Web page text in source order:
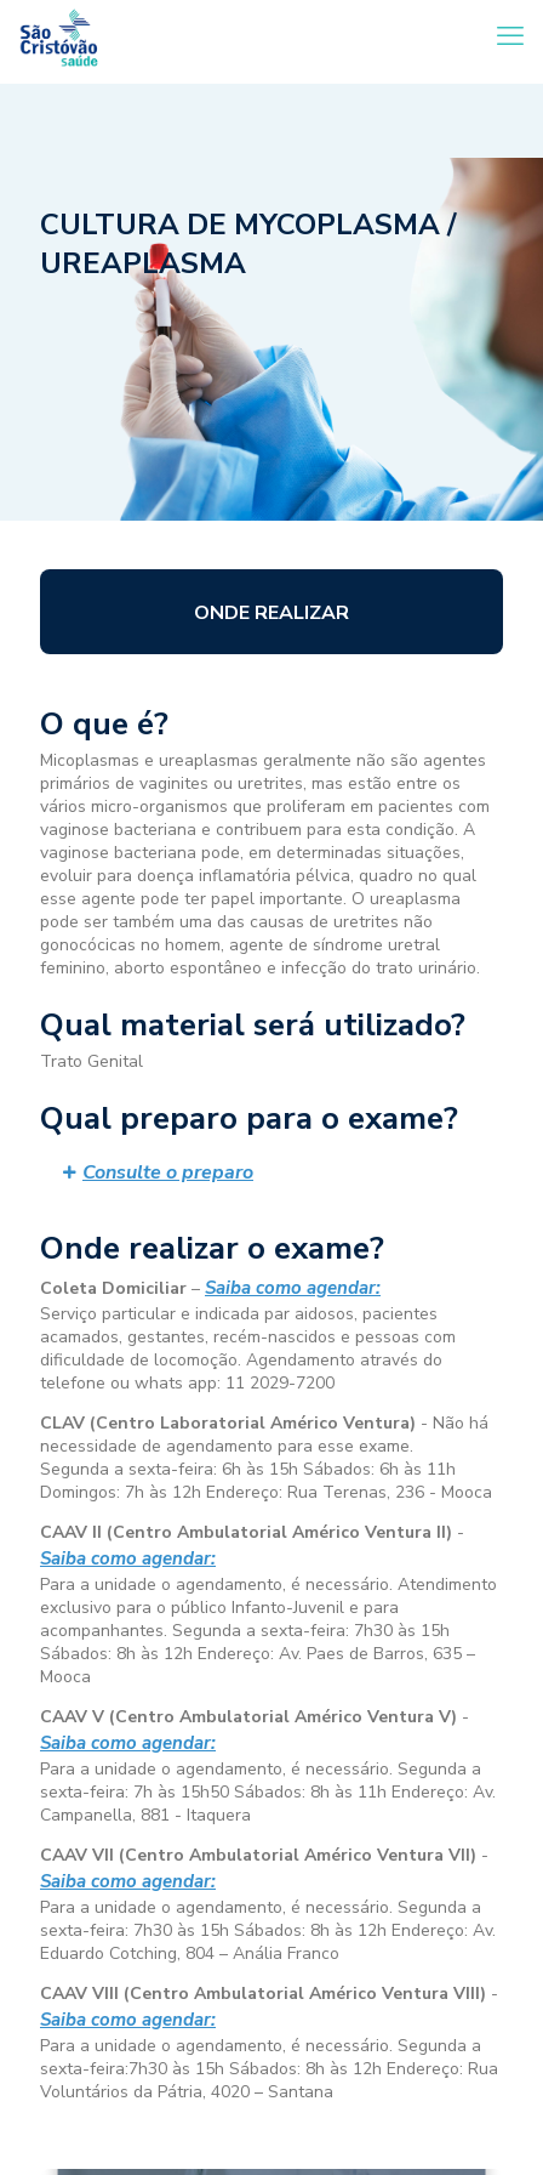
CULTURA DE MYCOPLASMA /
UREAPLASMA
ONDE REALIZAR
O que é?
Micoplasmas e ureaplasmas geralmente não são agentes
primários de vaginites ou uretrites, mas estão entre os
vários micro-organismos que proliferam em pacientes com
vaginose bacteriana e contribuem para esta condição. A
vaginose bacteriana pode, em determinadas situações,
evoluir para doença inflamatória pélvica, quadro no qual
esse agente pode ter papel importante. O ureaplasma
pode ser também uma das causas de uretrites não
gonocócicas no homem, agente de síndrome uretral
feminino, aborto espontâneo e infecção do trato urinário.
Qual material será utilizado?
Trato Genital
Qual preparo para o exame?
Consulte o preparo
Onde realizar o exame?
Coleta Domiciliar – Saiba como agendar:
Serviço particular e indicada par aidosos, pacientes
acamados, gestantes, recém-nascidos e pessoas com
dificuldade de locomoção. Agendamento através do
telefone ou whats app: 11 2029-7200
CLAV (Centro Laboratorial Américo Ventura) - Não há
necessidade de agendamento para esse exame.
Segunda a sexta-feira: 6h às 15h Sábados: 6h às 11h
Domingos: 7h às 12h Endereço: Rua Terenas, 236 - Mooca
CAAV II (Centro Ambulatorial Américo Ventura II) -
Saiba como agendar:
Para a unidade o agendamento, é necessário. Atendimento
exclusivo para o público Infanto-Juvenil e para
acompanhantes. Segunda a sexta-feira: 7h30 às 15h
Sábados: 8h às 12h Endereço: Av. Paes de Barros, 635 –
Mooca
CAAV V (Centro Ambulatorial Américo Ventura V) -
Saiba como agendar:
Para a unidade o agendamento, é necessário. Segunda a
sexta-feira: 7h às 15h50 Sábados: 8h às 11h Endereço: Av.
Campanella, 881 - Itaquera
CAAV VII (Centro Ambulatorial Américo Ventura VII) -
Saiba como agendar:
Para a unidade o agendamento, é necessário. Segunda a
sexta-feira: 7h30 às 15h Sábados: 8h às 12h Endereço: Av.
Eduardo Cotching, 804 – Anália Franco
CAAV VIII (Centro Ambulatorial Américo Ventura VIII) -
Saiba como agendar:
Para a unidade o agendamento, é necessário. Segunda a
sexta-feira:7h30 às 15h Sábados: 8h às 12h Endereço: Rua
Voluntários da Pátria, 4020 – Santana